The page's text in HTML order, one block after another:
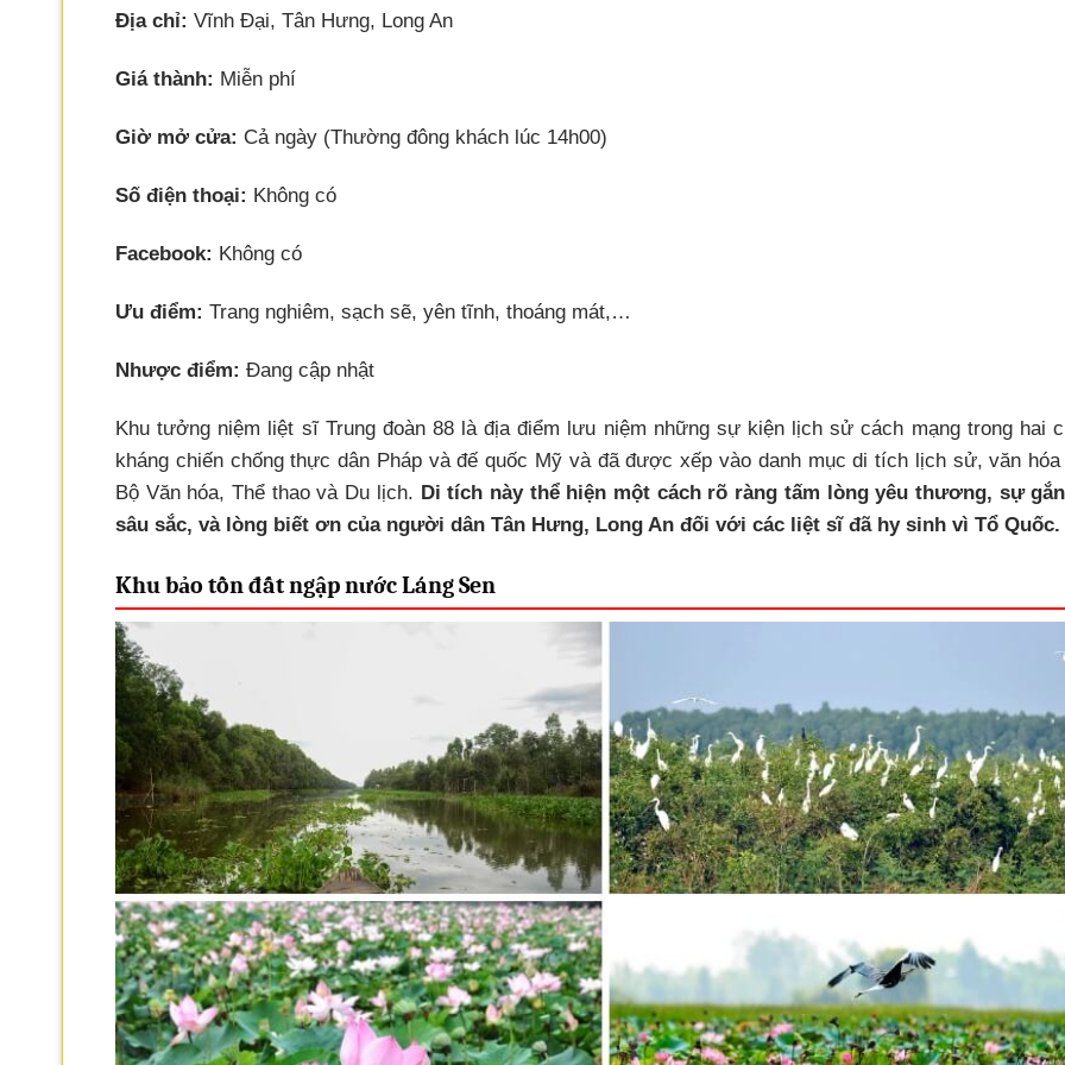
Địa chỉ: Vĩnh Đại, Tân Hưng, Long An
Giá thành: Miễn phí
Giờ mở cửa: Cả ngày (Thường đông khách lúc 14h00)
Số điện thoại: Không có
Facebook: Không có
Ưu điểm: Trang nghiêm, sạch sẽ, yên tĩnh, thoáng mát,…
Nhược điểm: Đang cập nhật
Khu tưởng niệm liệt sĩ Trung đoàn 88 là địa điểm lưu niệm những sự kiện lịch sử cách mạng trong hai
kháng chiến chống thực dân Pháp và đế quốc Mỹ và đã được xếp vào danh mục di tích lịch sử, văn
Bộ Văn hóa, Thể thao và Du lịch. Di tích này thể hiện một cách rõ ràng tấm lòng yêu thương, sự
sâu sắc, và lòng biết ơn của người dân Tân Hưng, Long An đối với các liệt sĩ đã hy sinh vì Tổ Quốc.
Khu bảo tồn đất ngập nước Láng Sen